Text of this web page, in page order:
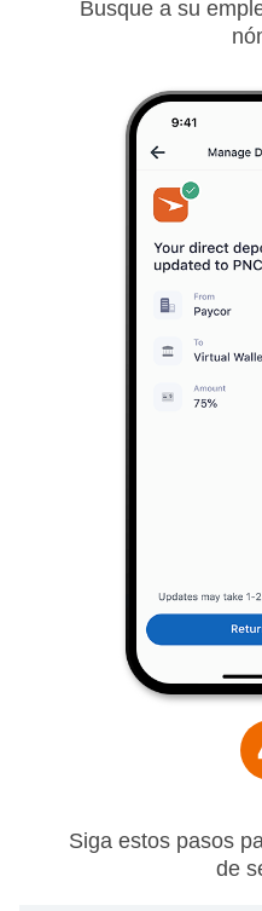
Busque a su
Siga estos pasos
de